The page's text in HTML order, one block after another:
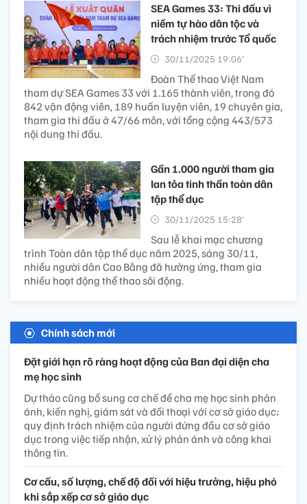
SEA Games 33: Thi đấu vì
niềm tự hào dân tộc và
trách nhiệm trước Tổ quốc
30/11/2025 19:06’
Đoàn Thể thao Việt Nam
tham dự SEA Games 33 với 1.165 thành viên, trong đó
842 vận động viên, 189 huấn luyện viên, 19 chuyên gia,
tham gia thi đấu ở 47/66 môn, với tổng cộng 443/573
nội dung thi đấu.
Gần 1.000 người tham gia
lan tỏa tinh thần toàn dân
tập thể dục
30/11/2025 15:28’
Sau lễ khai mạc chương
trình Toàn dân tập thể dục năm 2025, sáng 30/11,
nhiều người dân Cao Bằng đã hưởng ứng, tham gia
nhiều hoạt động thể thao sôi động.
Chính sách mới
Đặt giới hạn rõ ràng hoạt động của Ban đại diện cha
mẹ học sinh
Dự thảo cũng bổ sung cơ chế để cha mẹ học sinh phản
ánh, kiến nghị, giám sát và đối thoại với cơ sở giáo dục;
quy định trách nhiệm của người đứng đầu cơ sở giáo
dục trong việc tiếp nhận, xử lý phản ánh và công khai
thông tin.
Cơ cấu, số lượng, chế độ đối với hiệu trưởng, hiệu phó
khi sắp xếp cơ sở giáo dục